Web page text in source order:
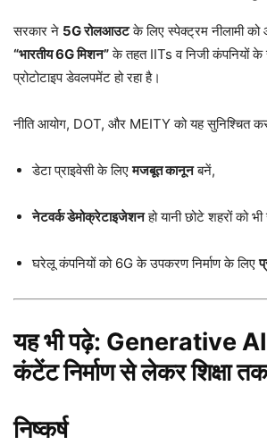
सरकार ने 5G रोलआउटके लिए स्पेक्ट्रम नीलामी
“भारतीय 6G मिशन”के तहत IITs व निजी कंपनियों के
प्रोटोटाइप डेवलपमेंट हो रहा है।
नीति आयोग, DOT, और MEITY को यह सुनिश्चित
डेटा प्राइवेसी के लिएमजबूत कानूनबनें,
नेटवर्क डेमोक्रेटाइजेशनहो यानी छोटे शहरों को
घरेलू कंपनियों को 6G के उपकरण निर्माण के लिए
यह भी पढ़े: Generative AI
कंटेंट निर्माण से लेकर शिक्षा
निष्कर्ष